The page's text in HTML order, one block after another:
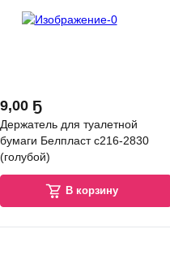
9,00 Ҕ
Держатель для туалетной
бумаги Белпласт с216-2830
(голубой)
В корзину